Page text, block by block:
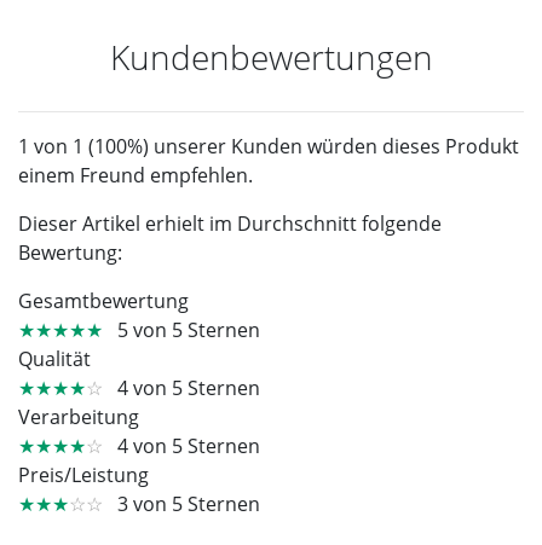
Kundenbewertungen
1 von 1 (100%) unserer Kunden würden dieses Produkt
einem Freund empfehlen.
Dieser Artikel erhielt im Durchschnitt folgende
Bewertung:
Gesamtbewertung
★★★★★ 5 von 5 Sternen
Qualität
★★★★☆ 4 von 5 Sternen
Verarbeitung
★★★★☆ 4 von 5 Sternen
Preis/Leistung
★★★☆☆ 3 von 5 Sternen